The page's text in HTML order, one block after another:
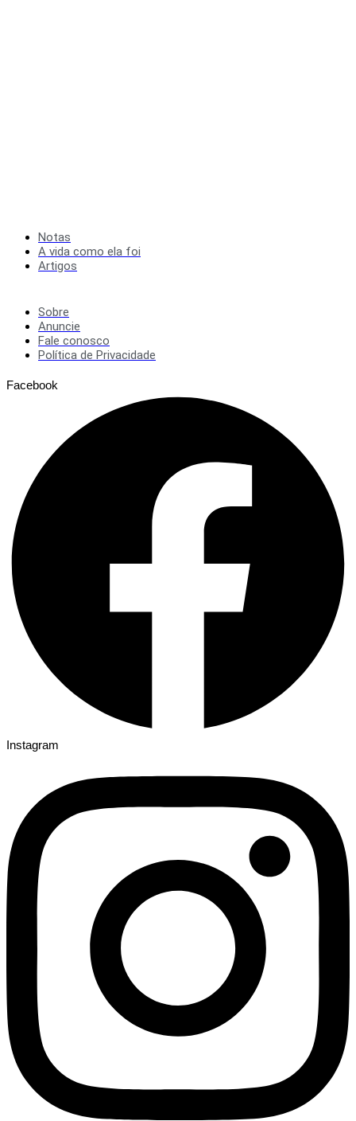
Notas
A vida como ela foi
Artigos
Sobre
Anuncie
Fale conosco
Política de Privacidade
Facebook
Instagram